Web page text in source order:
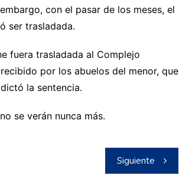
con el pasar de los meses, el
ser trasladada.
fuera trasladada al Complejo
por los abuelos del menor, que
la sentencia.
se verán nunca más.
Siguiente